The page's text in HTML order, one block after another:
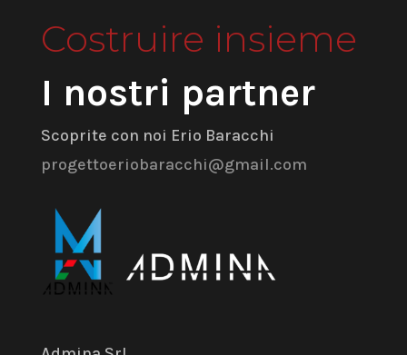
Costruire insieme
I nostri partner
Scoprite con noi Erio Baracchi
progettoeriobaracchi@gmail.com